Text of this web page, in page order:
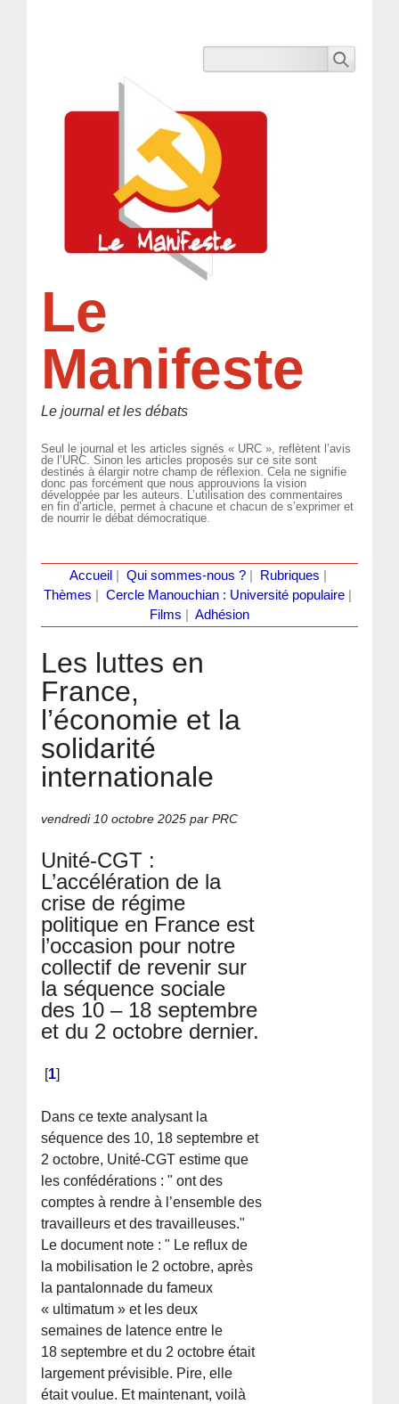
Le
Manifeste
Le journal et les débats
Seul le journal et les articles signés « URC », reflètent l’avis
de l’URC. Sinon les articles proposés sur ce site sont
destinés à élargir notre champ de réflexion. Cela ne signifie
donc pas forcément que nous approuvions la vision
développée par les auteurs. L’utilisation des commentaires
en fin d’article, permet à chacune et chacun de s’exprimer et
de nourrir le débat démocratique.
Accueil Qui sommes-nous ?| Rubriques
Thèmes
Cercle Manouchian : Université populaire
Films
Adhésion
Les luttes en
France,
l’économie et la
solidarité
internationale
vendredi 10 octobre 2025 par PRC
Unité-CGT :
L’accélération de la
crise de régime
politique en France est
l’occasion pour notre
collectif de revenir sur
la séquence sociale
des 10 – 18 septembre
et du 2 octobre dernier.
[1]
Dans ce texte analysant la
séquence des 10, 18 septembre et
2 octobre, Unité-CGT estime que
les confédérations : " ont des
comptes à rendre à l’ensemble des
travailleurs et des travailleuses."
Le document note : " Le reflux de
la mobilisation le 2 octobre, après
la pantalonnade du fameux
« ultimatum » et les deux
semaines de latence entre le
18 septembre et du 2 octobre était
largement prévisible. Pire, elle
était voulue. Et maintenant, voilà